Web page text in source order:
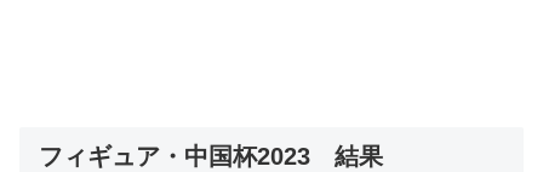
フィギュア・中国杯2023 結果